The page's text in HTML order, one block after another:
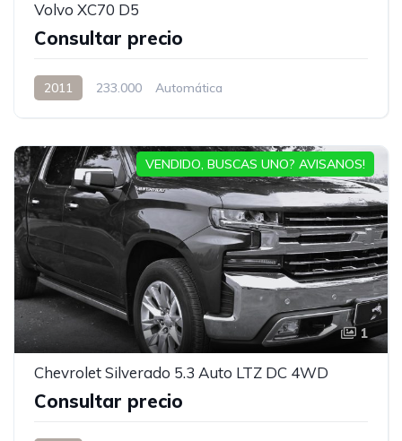
Volvo XC70 D5
Consultar precio
2011 233.000 Automática
1
Chevrolet Silverado 5.3 Auto LTZ DC 4WD
Consultar precio
VENDIDO, BUSCAS UNO? AVISANOS!